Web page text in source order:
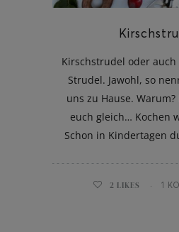
Kirschstrudel oder auch
Strudel. Jawohl, so
uns zu Hause.
euch gleich… Kochen
Schon in Kindertagen
2 LIKES 1